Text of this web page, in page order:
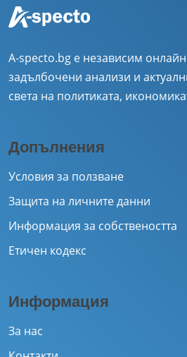
A-specto.bg е независим
задълбочени анализи и
света на политиката,
Допълнения
Условия за ползване
Защита на личните данни
Информация за собствеността
Етичен кодекс
Информация
За нас